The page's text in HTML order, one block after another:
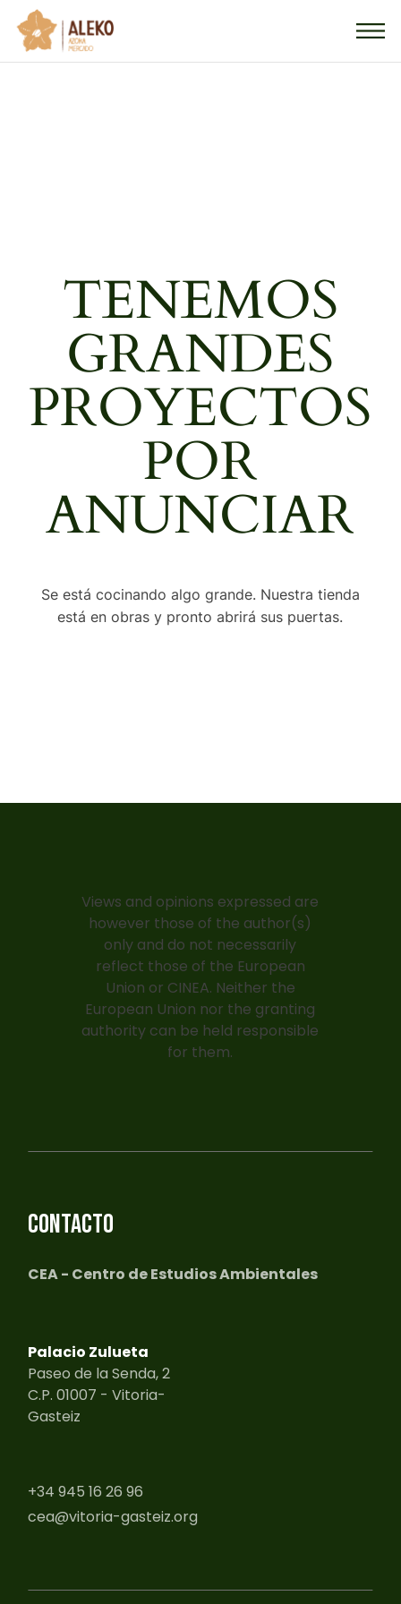
the
content
TENEMOS
GRANDES
PROYECTOS
POR
ANUNCIAR
Se está cocinando algo grande. Nuestra tienda
está en obras y pronto abrirá sus puertas.
Views and opinions expressed are
however those of the author(s)
only and do not necessarily
reflect those of the European
Union or CINEA. Neither the
European Union nor the granting
authority can be held responsible
for them.
CONTACTO
CEA - Centro de Estudios Ambientales
Palacio Zulueta
Paseo de la Senda, 2
C.P. 01007 - Vitoria-
Gasteiz
+34 945 16 26 96
cea@vitoria-gasteiz.org